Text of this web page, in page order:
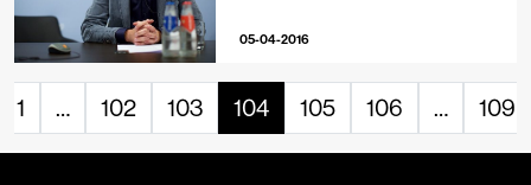
05-04-2016
1 … 102 103 104 105 106 … 109